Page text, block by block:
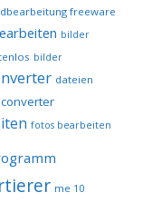
freeware
bilder
bilder
dateien
fotos bearbeiten
me 10